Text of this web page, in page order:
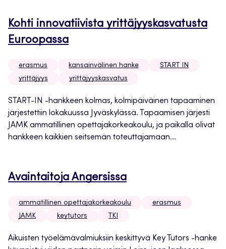
Kohti innovatiivista yrittäjyyskasvatusta
Euroopassa
erasmus kansainvälinen hanke
START IN
yrittäjyys
yrittäjyyskasvatus
START-IN -hankkeen kolmas, kolmipäiväinen tapaaminen
järjestettiin lokakuussa Jyväskylässä. Tapaamisen järjesti
JAMK ammatillinen opettajakorkeakoulu, ja paikalla olivat
hankkeen kaikkien seitsemän toteuttajamaan...
Avaintaitoja Angersissa
ammatillinen opettajakorkeakoulu
erasmus
JAMK
keytutors TKI
Aikuisten työelämävalmiuksiin keskittyvä Key Tutors -hanke